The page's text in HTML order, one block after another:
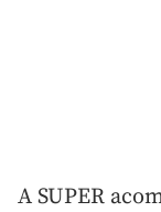
A SUPER